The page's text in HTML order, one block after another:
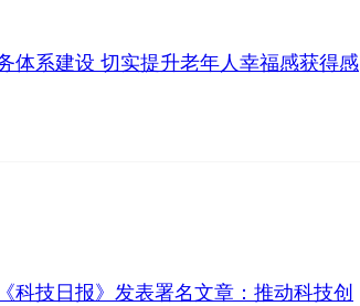
体系建设 切实提升老年人幸福感获得感
科技日报》发表署名文章：推动科技创